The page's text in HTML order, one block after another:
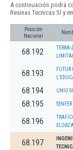
A continuación podrá
Resinas Tecnicas Sl y
Posición
Nacional
68.192
TERRA-
68.193
FUTUR
68.194 UNIO
68.195
68.196
68.197